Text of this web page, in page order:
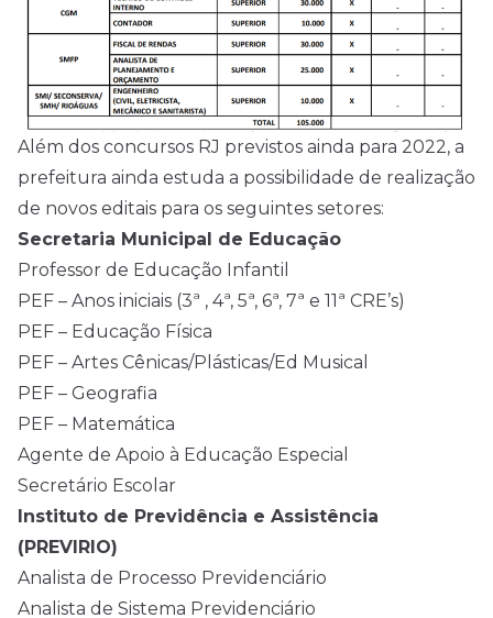
Além dos concursos RJ previstos ainda para 2022, a
prefeitura ainda estuda a possibilidade de realização
de novos editais para os seguintes setores:
Secretaria Municipal de Educação
Professor de Educação Infantil
PEF – Anos iniciais (3ª , 4ª, 5ª, 6ª, 7ª e 11ª CRE’s)
PEF – Educação Física
PEF – Artes Cênicas/Plásticas/Ed Musical
PEF – Geografia
PEF – Matemática
Agente de Apoio à Educação Especial
Secretário Escolar
Instituto de Previdência e Assistência
(PREVIRIO)
Analista de Processo Previdenciário
Analista de Sistema Previdenciário